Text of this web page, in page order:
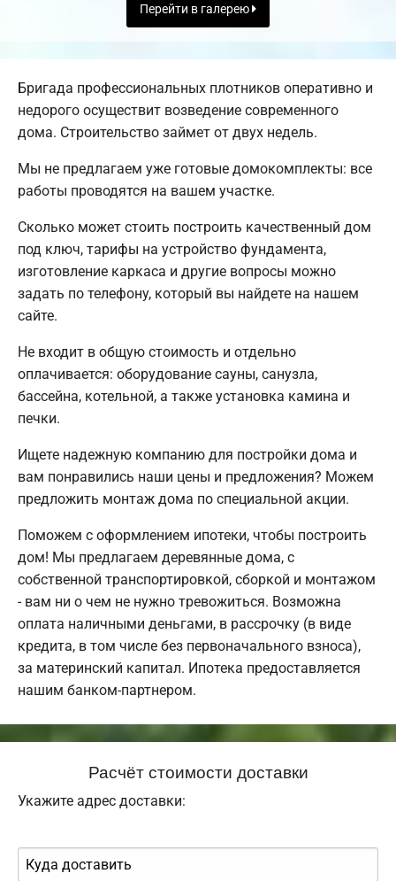
Перейти в галерею
Бригада профессиональных плотников оперативно и
недорого осуществит возведение современного
дома. Строительство займет от двух недель.
Мы не предлагаем уже готовые домокомплекты: все
работы проводятся на вашем участке.
Сколько может стоить построить качественный дом
под ключ, тарифы на устройство фундамента,
изготовление каркаса и другие вопросы можно
задать по телефону, который вы найдете на нашем
сайте.
Не входит в общую стоимость и отдельно
оплачивается: оборудование сауны, санузла,
бассейна, котельной, а также установка камина и
печки.
Ищете надежную компанию для постройки дома и
вам понравились наши цены и предложения? Можем
предложить монтаж дома по специальной акции.
Поможем с оформлением ипотеки, чтобы построить
дом! Мы предлагаем деревянные дома, с
собственной транспортировкой, сборкой и монтажом
- вам ни о чем не нужно тревожиться. Возможна
оплата наличными деньгами, в рассрочку (в виде
кредита, в том числе без первоначального взноса),
за материнский капитал. Ипотека предоставляется
нашим банком-партнером.
Расчёт стоимости доставки
Укажите адрес доставки: